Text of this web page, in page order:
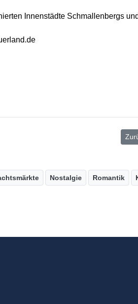
Innenstädte Schmallenbergs
Nostalgie Romantik